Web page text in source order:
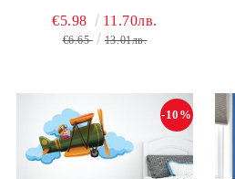
€5.98 11.70лв.
€6.65 13.01лв.
-10%